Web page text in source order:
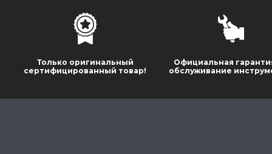
Только оригинальный
сертифицированный товар!
Официальная
обслуживание